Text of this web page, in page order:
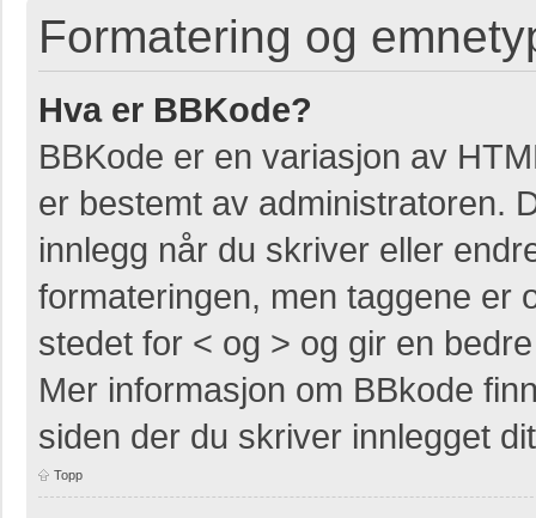
Formatering og
Hva er BBKode?
BBKode er en variasjon av
er bestemt av administratoren.
innlegg når du skriver eller
formateringen, men taggene er
stedet for < og > og gir en
Mer informasjon om BBkode
siden der du skriver innlegget
Topp